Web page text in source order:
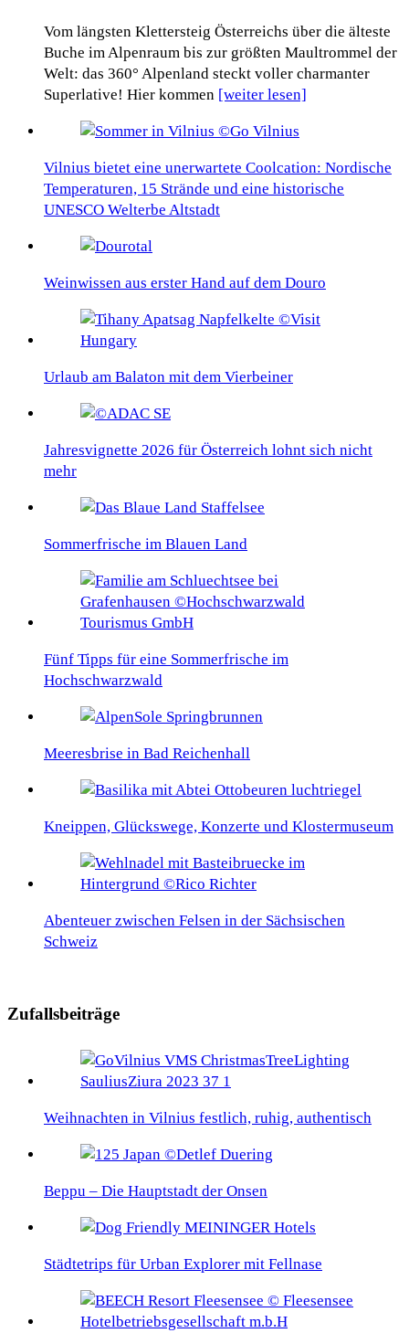
Vom längsten Klettersteig Österreichs über die älteste
Buche im Alpenraum bis zur größten Maultrommel der
Welt: das 360° Alpenland steckt voller charmanter
Superlative! Hier kommen [weiter lesen]
Vilnius bietet eine unerwartete Coolcation: Nordische
Temperaturen, 15 Strände und eine historische
UNESCO Welterbe Altstadt
Weinwissen aus erster Hand auf dem Douro
Urlaub am Balaton mit dem Vierbeiner
Jahresvignette 2026 für Österreich lohnt sich nicht
mehr
Sommerfrische im Blauen Land
Fünf Tipps für eine Sommerfrische im
Hochschwarzwald
Meeresbrise in Bad Reichenhall
Kneippen, Glückswege, Konzerte und Klostermuseum
Abenteuer zwischen Felsen in der Sächsischen
Schweiz
Zufallsbeiträge
Weihnachten in Vilnius festlich, ruhig, authentisch
Beppu – Die Hauptstadt der Onsen
Städtetrips für Urban Explorer mit Fellnase